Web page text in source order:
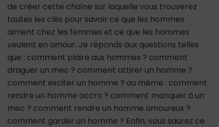
de créer cette chaîne sur laquelle vous trouverez
toutes les clés pour savoir ce que les hommes
aiment chez les femmes et ce que les hommes
veulent en amour. Je réponds aux questions telles
que : comment plaire aux hommes ? comment
draguer un mec ? comment attirer un homme ?
comment exciter un homme ? ou même : comment
rendre un homme accro ? comment manquer à un
mec ? comment rendre un homme amoureux ?
comment garder un homme ? Enfin, vous saurez ce